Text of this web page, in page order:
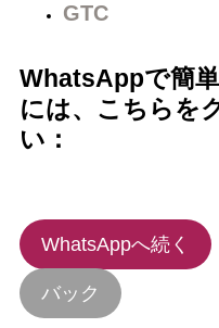
GTC
WhatsAppで簡
には、こちらを
い：
WhatsAppへ続く
バック